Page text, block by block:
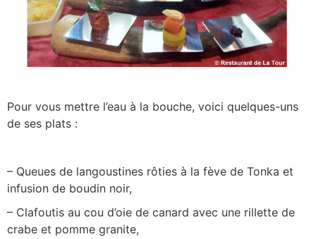
Pour vous mettre l’eau à la bouche, voici quelques-uns
de ses plats :
– Queues de langoustines rôties à la fève de Tonka et
infusion de boudin noir,
– Clafoutis au cou d’oie de canard avec une rillette de
crabe et pomme granite,